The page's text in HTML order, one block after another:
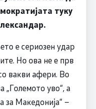
туку
е сериозен удар
Но ова не е прв
вакви афери. Во
„Големото уво“, а
за Македонија“ –